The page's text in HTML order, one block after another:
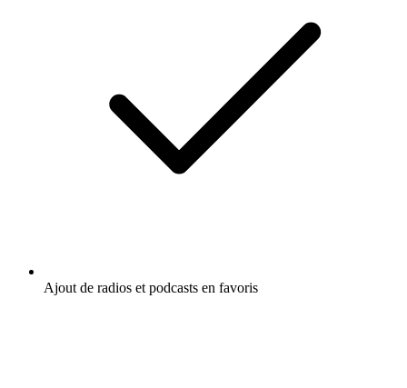
Ajout de radios et podcasts en favoris